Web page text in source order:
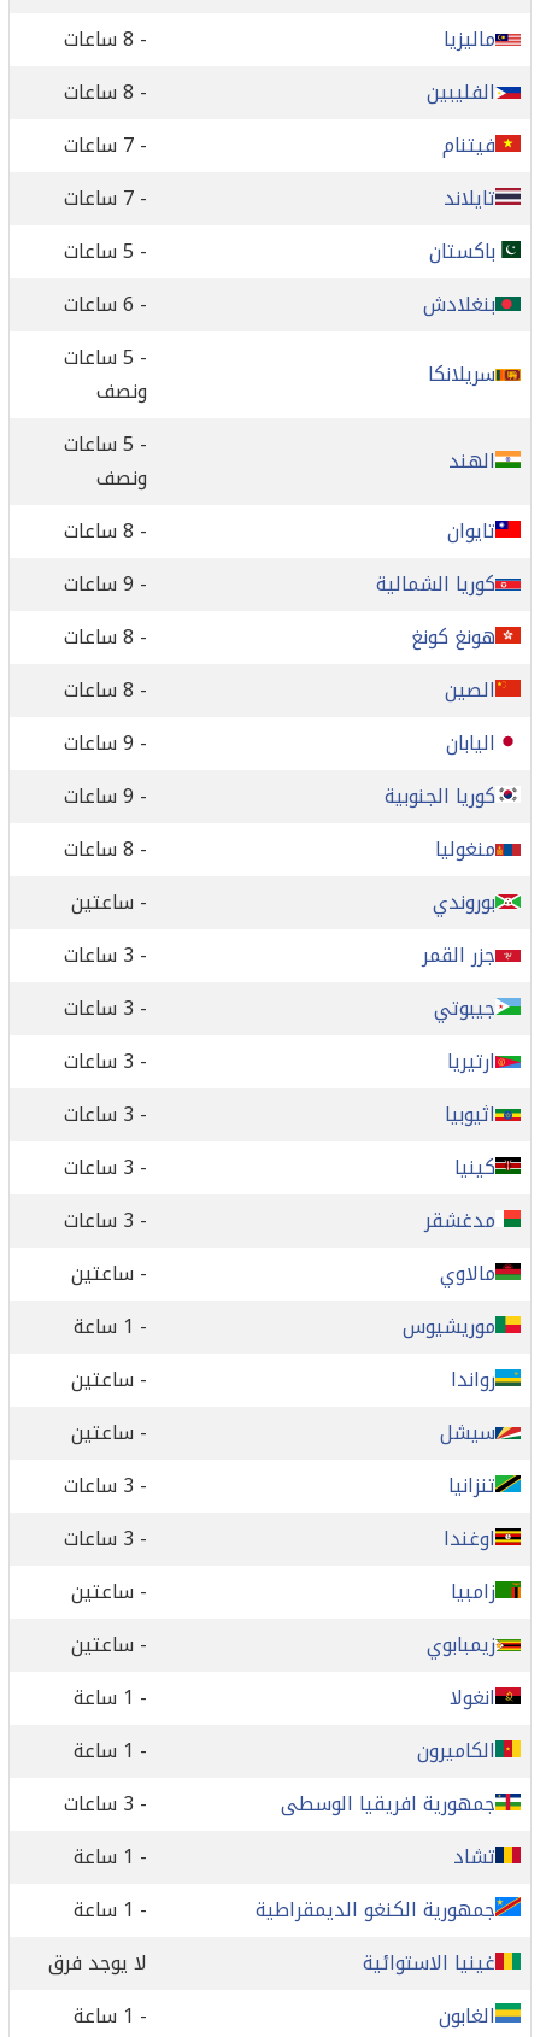
ماليزيا
- 8 ساعات
الفليبين
- 8 ساعات
فيتنام
- 7 ساعات
تايلاند
- 7 ساعات
باكستان
- 5 ساعات
بنغلادش
- 6 ساعات
سريلانكا
- 5 ساعات
ونصف
الهند
- 5 ساعات
ونصف
تايوان
- 8 ساعات
كوريا الشمالية
- 9 ساعات
هونغ كونغ
- 8 ساعات
الصين
- 8 ساعات
اليابان
- 9 ساعات
كوريا الجنوبية
- 9 ساعات
منغوليا
- 8 ساعات
بوروندي
- ساعتين
جزر القمر
- 3 ساعات
جيبوتي
- 3 ساعات
ارتيريا
- 3 ساعات
اثيوبيا
- 3 ساعات
كينيا
- 3 ساعات
مدغشقر
- 3 ساعات
مالاوي
- ساعتين
موريشيوس
- 1 ساعة
رواندا
- ساعتين
سيشل
- ساعتين
تنزانيا
- 3 ساعات
اوغندا
- 3 ساعات
زامبيا
- ساعتين
زيمبابوي
- ساعتين
انغولا
- 1 ساعة
الكاميرون
- 1 ساعة
جمهورية افريقيا الوسطى
- 3 ساعات
تشاد
- 1 ساعة
جمهورية الكنغو الديمقراطية
- 1 ساعة
غينيا الاستوائية
لا يوجد فرق
الغابون
- 1 ساعة